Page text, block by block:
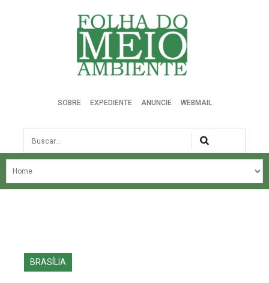
Folha do Meio Ambiente
SOBRE EXPEDIENTE ANUNCIE WEBMAIL
Busca
NOSSA HISTÓRIA
EDIÇÕES ANTERIORES
BRASÍLIA